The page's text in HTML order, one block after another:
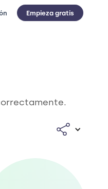
Empieza gratis